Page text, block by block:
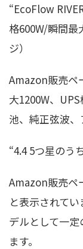
“EcoFlow
格600W/瞬間最
ジ）
Amazon販売ペ
大1200W、
池、純正弦波、
“4.4 5つ星のう
Amazon販売ペ
と表示されて
デルとして一
ます。